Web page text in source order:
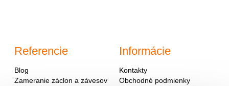
Referencie
Blog
Zameranie záclon a závesov
Informácie
Kontakty
Obchodné podmienky